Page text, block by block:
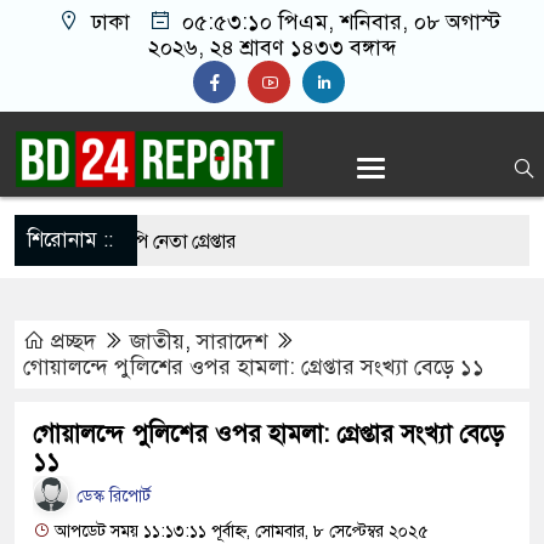
ঢাকা ০৫:৫৩:১১ পিএম, শনিবার, ০৮ অগাস্ট
২০২৬, ২৪ শ্রাবণ ১৪৩৩ বঙ্গাব্দ
শিরোনাম ::
বিএনপি নেতা গ্রেপ্তার
চাঁদাবাজি করলে বন্ধ করবেন কীভাবে-প্রশ্ন জামায়াত
প্রচ্ছদ জাতীয়,সারাদেশ
গোয়ালন্দে পুলিশের ওপর হামলা: গ্রেপ্তার সংখ্যা বেড়ে ১১
গোয়ালন্দে পুলিশের ওপর হামলা: গ্রেপ্তার সংখ্যা বেড়ে
১১
ডেস্ক রিপোর্ট
আপডেট সময় ১১:১৩:১১ পূর্বাহ্ন, সোমবার, ৮ সেপ্টেম্বর ২০২৫